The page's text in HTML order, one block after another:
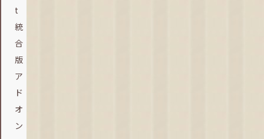
t
統
合
版
ア
ド
オ
ン